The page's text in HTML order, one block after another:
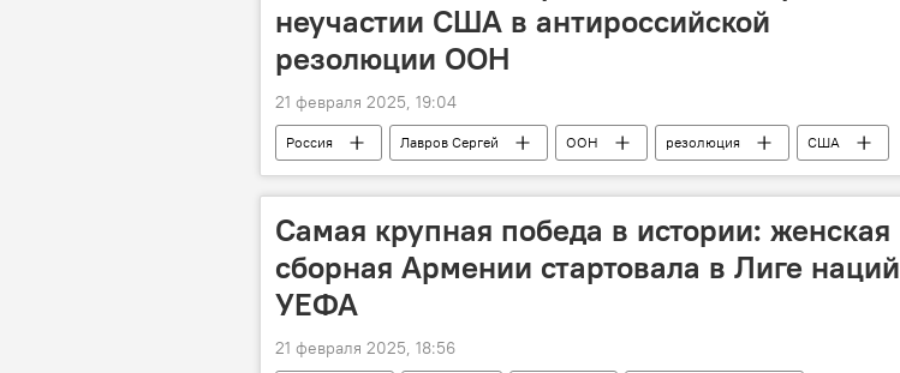
неучастии США в антироссийской
резолюции ООН
21 февраля 2025, 19:04
Россия Лавров Сергей ООН резолюция США
Самая крупная победа в истории: женская
сборная Армении стартовала в Лиге наций
УЕФА
21 февраля 2025, 18:56